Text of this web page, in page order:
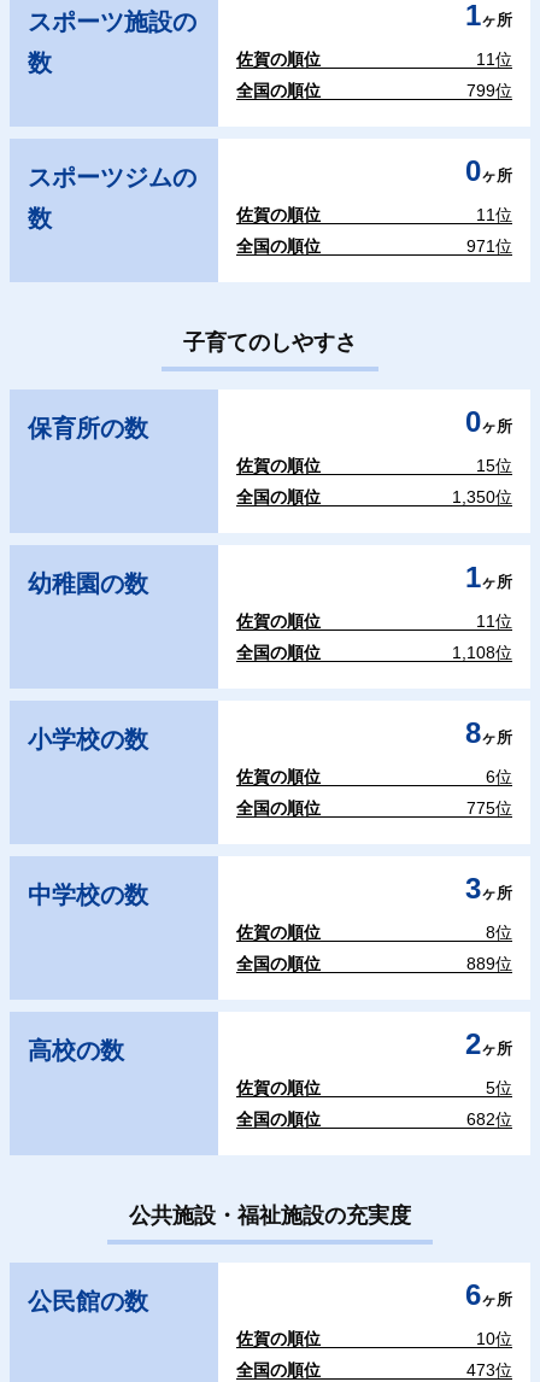
スポーツ施設の
数
1ヶ所
佐賀の順位
11位
全国の順位
799位
スポーツジムの
数
0ヶ所
佐賀の順位
11位
全国の順位
971位
子育てのしやすさ
保育所の数 0ヶ所
佐賀の順位
15位
全国の順位
1,350位
幼稚園の数 1ヶ所
佐賀の順位
11位
全国の順位
1,108位
小学校の数 8ヶ所
佐賀の順位
6位
全国の順位
775位
中学校の数 3ヶ所
佐賀の順位
8位
全国の順位
889位
高校の数 2ヶ所
佐賀の順位
5位
全国の順位
682位
公共施設・福祉施設の充実度
公民館の数 6ヶ所
佐賀の順位
10位
全国の順位
473位